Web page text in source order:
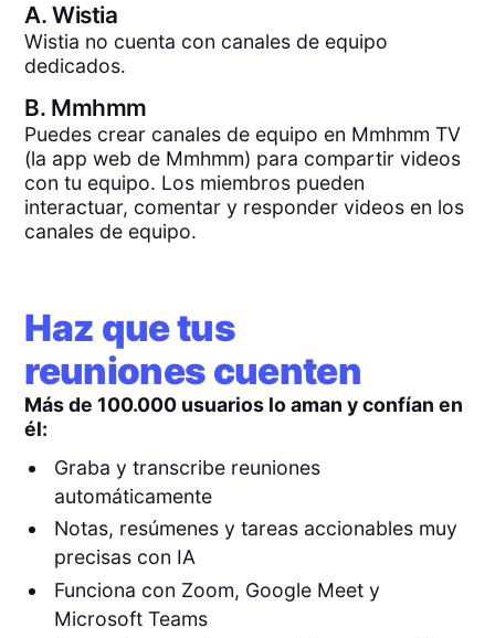
A.Wistia
Wistia no cuenta con canales de equipo
dedicados.
B. Mmhmm
Puedes crear canales de equipo en Mmhmm TV
(la app web de Mmhmm) para compartir videos
con tu equipo. Los miembros pueden
interactuar, comentar y responder videos en los
canales de equipo.
Haz que tus
reuniones cuenten
Más de 100.000 usuarios lo aman y confían en
él:
Graba y transcribe reuniones
automáticamente
Notas, resúmenes y tareas accionables muy
precisas con IA
Funciona con Zoom, Google Meet y
Microsoft Teams